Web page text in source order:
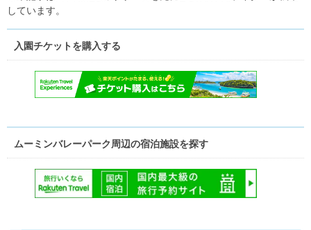
しています。
入園チケットを購入する
ムーミンバレーパーク周辺の宿泊施設を探す